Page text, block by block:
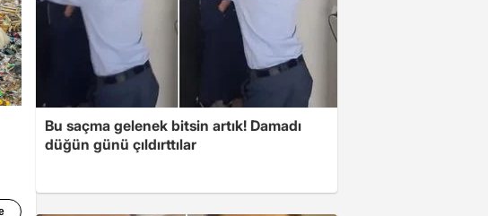
Bu saçma gelenek bitsin artık! Damadı
düğün günü çıldırttılar